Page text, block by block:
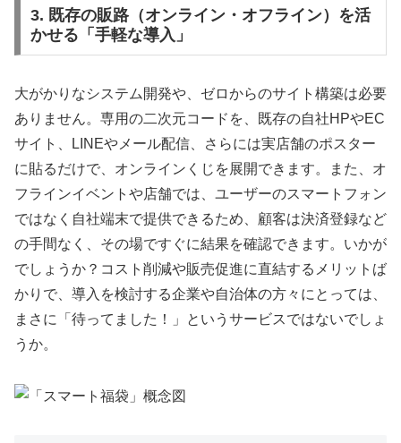
3. 既存の販路（オンライン・オフライン）を活
かせる「手軽な導入」
大がかりなシステム開発や、ゼロからのサイト構築は必要
ありません。専用の二次元コードを、既存の自社HPやEC
サイト、LINEやメール配信、さらには実店舗のポスター
に貼るだけで、オンラインくじを展開できます。また、オ
フラインイベントや店舗では、ユーザーのスマートフォン
ではなく自社端末で提供できるため、顧客は決済登録など
の手間なく、その場ですぐに結果を確認できます。いかが
でしょうか？コスト削減や販売促進に直結するメリットば
かりで、導入を検討する企業や自治体の方々にとっては、
まさに「待ってました！」というサービスではないでしょ
うか。